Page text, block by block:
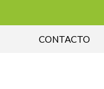
CONTACTO